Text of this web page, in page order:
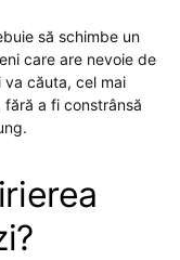
să schimbe un
care are nevoie de
va căuta, cel mai
a fi constrânsă